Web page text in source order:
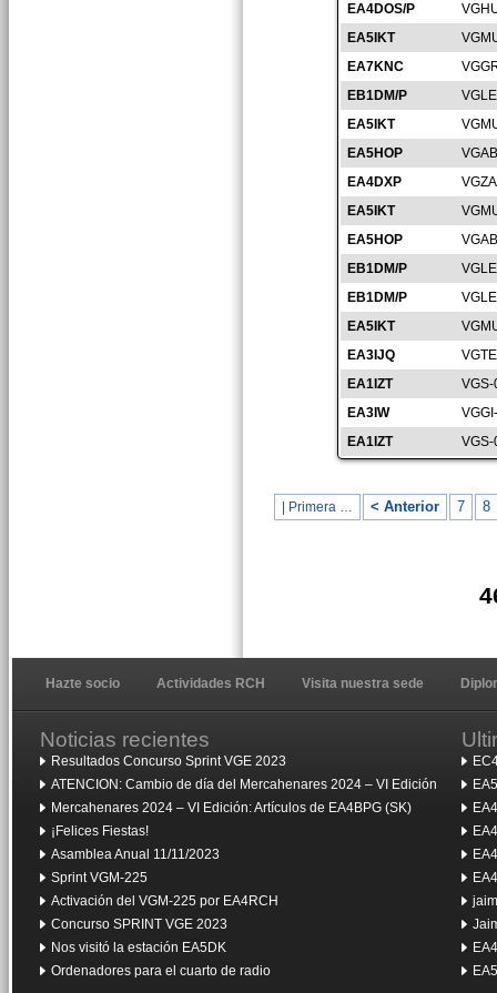
EA4DOS/P
EA5IKT
EA7KNC
EB1DM/P
EA5IKT
EA5HOP
EA4DXP
EA5IKT
EA5HOP
EB1DM/P
EB1DM/P
EA5IKT
EA3IJQ
EA1IZT
EA3IW
EA1IZT
| Primera … < Anterior 7 8
Hazte socio Actividades RCH Visita nuestra sede
Noticias recientes
Resultados Concurso Sprint VGE 2023
ATENCION: Cambio de día del Mercahenares 2024 – VI Edición
Mercahenares 2024 – VI Edición: Artículos de EA4BPG (SK)
¡Felices Fiestas!
Asamblea Anual 11/11/2023
Sprint VGM-225
Activación del VGM-225 por EA4RCH
Concurso SPRINT VGE 2023
Nos visitó la estación EA5DK
Ordenadores para el cuarto de radio